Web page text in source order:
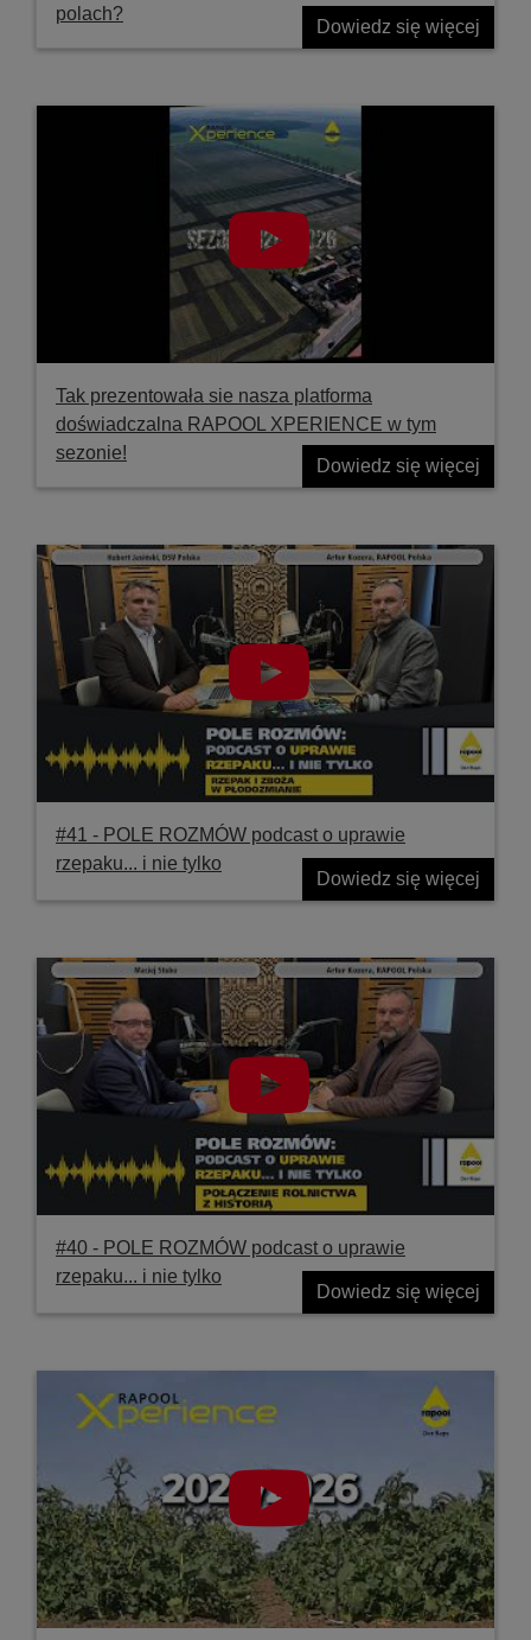
polach?
Dowiedz się więcej
Tak prezentowała sie nasza platforma
doświadczalna RAPOOL XPERIENCE w tym
sezonie!
Dowiedz się więcej
#41 ‐ POLE ROZMÓW podcast o uprawie
rzepaku... i nie tylko
Dowiedz się więcej
#40 ‐ POLE ROZMÓW podcast o uprawie
rzepaku... i nie tylko
Dowiedz się więcej